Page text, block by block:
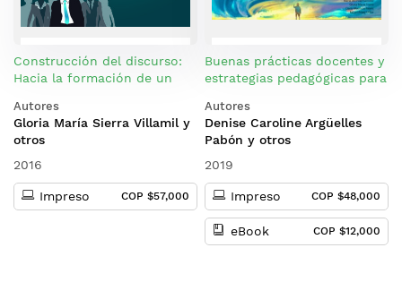
Construcción del discurso:
Hacia la formación de un
el uso del lenguaje
Autores
Gloria María Sierra Villamil y
otros
2016
Impreso COP $57,000
Buenas prácticas docentes y
estrategias pedagógicas para
competencias
emprendedoras
Autores
Denise Caroline Argüelles
Pabón y otros
2019
Impreso COP $48,000
eBook COP $12,000